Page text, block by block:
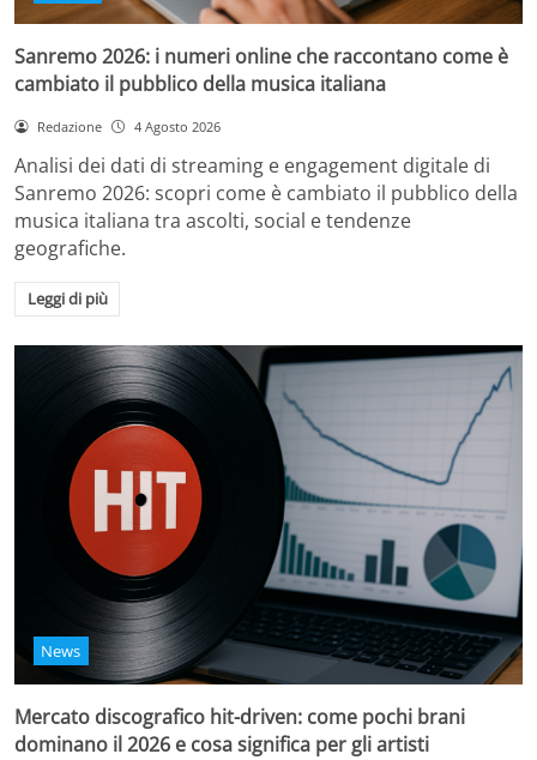
Sanremo 2026: i numeri online che raccontano come è
cambiato il pubblico della musica italiana
Redazione 4 Agosto 2026
Analisi dei dati di streaming e engagement digitale di
Sanremo 2026: scopri come è cambiato il pubblico della
musica italiana tra ascolti, social e tendenze
geografiche.
Leggi di più
News
Mercato discografico hit-driven: come pochi brani
dominano il 2026 e cosa significa per gli artisti